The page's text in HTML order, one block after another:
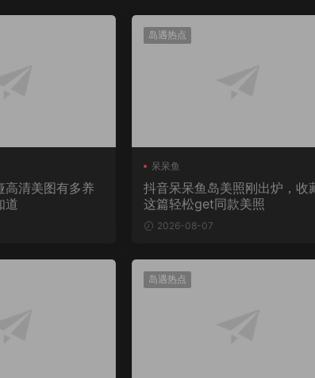
高清美图有多养
道
岛遇热点
呆呆鱼
抖音呆呆鱼岛美照刚出炉，收
这篇轻松get同款美照
2026-08-07
岛遇热点